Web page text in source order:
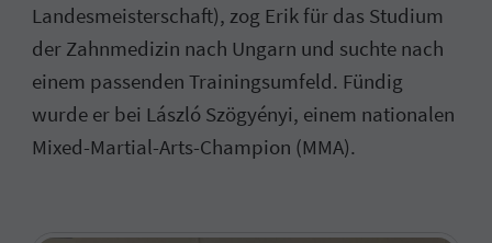
Landesmeisterschaft), zog Erik für das Studium
der Zahnmedizin nach Ungarn und suchte nach
einem passenden Trainingsumfeld. Fündig
wurde er bei László Szögyényi, einem nationalen
Mixed-Martial-Arts-Champion (MMA).